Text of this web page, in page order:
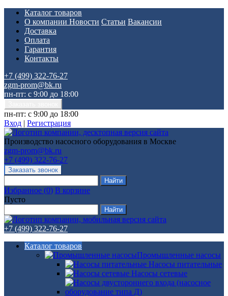
Каталог товаров
О компании Новости Статьи Вакансии
Доставка
Оплата
Гарантия
Контакты
+7 (499) 322-76-27
zgm-prom@bk.ru
пн-пт: с 9:00 до 18:00
пн-пт: с 9:00 до 18:00
Вход | Регистрация
Производство насосного оборудования в Москве
zgm-prom@bk.ru
+7 (499) 322-76-27
Избранное (0) В корзине
Пусто
+7 (499) 322-76-27
Каталог товаров
Промышленные насосы
Насосы питательные
Насосы сетевые